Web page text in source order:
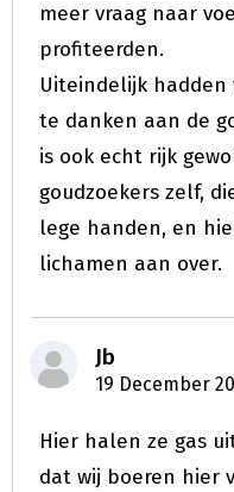
meer vraag naar
profiteerden.
Uiteindelijk
te danken aan de
is ook echt rijk
goudzoekers zelf,
lege handen, en
lichamen aan over.
Jb
19 December
Hier halen ze gas
dat wij boeren hier